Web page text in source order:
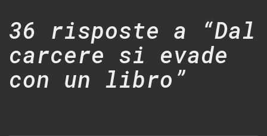
36 risposte a “Dal
carcere si evade
con un libro”